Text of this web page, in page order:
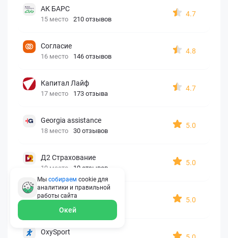
АК БАРС
15 место 210 отзывов
4.7
Согласие
16 место 146 отзывов
4.8
Капитал Лайф
17 место 173 отзыва
4.7
Georgia assistance
18 место 30 отзывов
5.0
Д2 Страхование
19 место 10 отзывов
5.0
АйАйСи
5.0
OxySport
Мы собираем cookie для
аналитики и правильной
работы сайта
Окей